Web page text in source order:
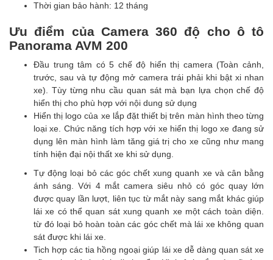
Thời gian bảo hành: 12 tháng
Ưu điểm của Camera 360 độ cho ô tô
Panorama AVM 200
Đầu trung tâm có 5 chế độ hiển thị camera (Toàn cảnh,
trước, sau và tự động mở camera trái phải khi bật xi nhan
xe). Tùy từng nhu cầu quan sát mà bạn lựa chọn chế độ
hiển thị cho phù hợp với nội dung sử dụng
Hiển thị logo của xe lắp đặt thiết bị trên màn hình theo từng
loại xe. Chức năng tích hợp với xe hiển thị logo xe đang sử
dụng lên màn hình làm tăng giá trị cho xe cũng như mang
tính hiện đại nội thất xe khi sử dụng.
Tự động loại bỏ các góc chết xung quanh xe và cân bằng
ánh sáng. Với 4 mắt camera siêu nhỏ có góc quay lớn
được quay lần lượt, liên tục từ mắt này sang mắt khác giúp
lái xe có thể quan sát xung quanh xe một cách toàn diện.
từ đó loại bỏ hoàn toàn các góc chết mà lái xe không quan
sát được khi lái xe.
Tich hợp các tia hồng ngoại giúp lái xe dễ dàng quan sát xe